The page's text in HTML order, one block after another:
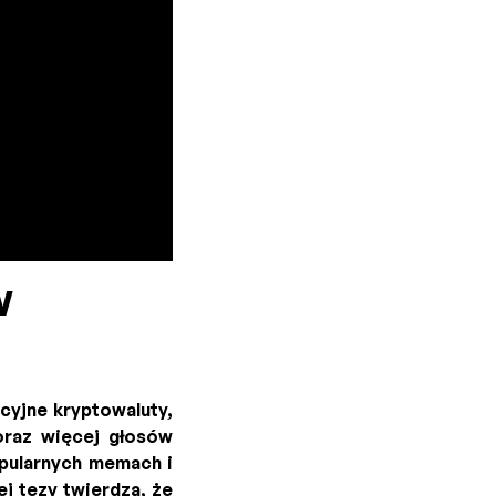
kryptowaluty,
więcej głosów
memach i
tezy twierdzą, że